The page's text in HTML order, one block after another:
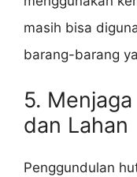
masih bisa
barang-barang
5.
dan Lahan
Penggundulan